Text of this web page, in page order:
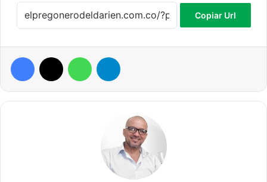
Copiar Url
Facebook WhatsApp